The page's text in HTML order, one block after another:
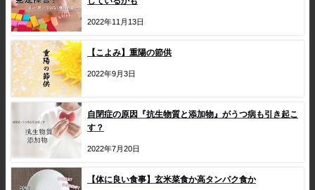
2022年11月13日
【こよみ】重陽の節供
2022年9月3日
自閉症の原因『抗生物質と添加物』がうつ病も引き起こ
す？
2022年7月20日
【体に良い食事】玄米菜食か高タンパク食か